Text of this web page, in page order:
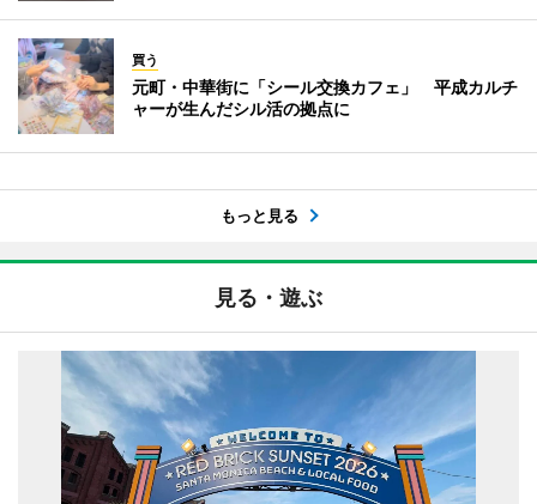
買う
元町・中華街に「シール交換カフェ」 平成カルチ
ャーが生んだシル活の拠点に
もっと見る
見る・遊ぶ